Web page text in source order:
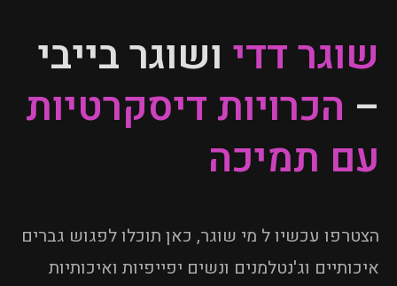
שוגר דדי ושוגר בייבי
– הכרויות דיסקרטיות
עם תמיכה
הצטרפו עכשיו ל מי שוגר, כאן תוכלו לפגוש גברים
איכותיים וג'נטלמנים ונשים יפייפיות ואיכותיות